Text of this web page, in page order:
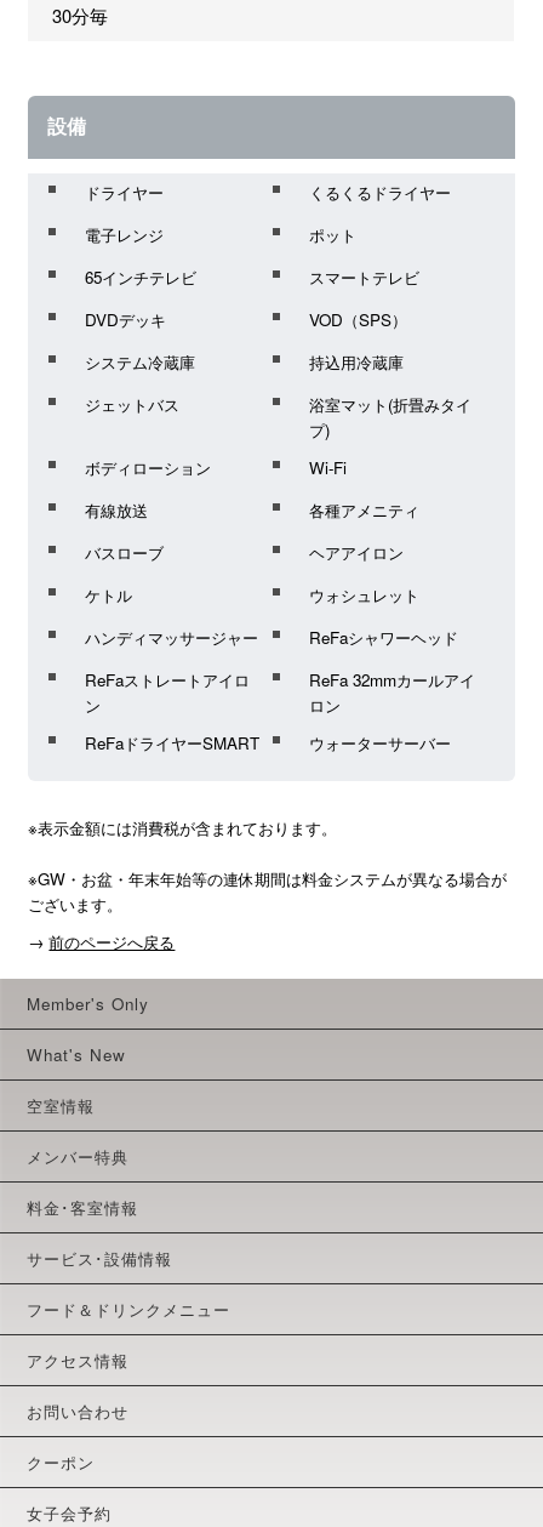
30分毎
設備
ドライヤー
くるくるドライヤー
電子レンジ
ポット
65インチテレビ
スマートテレビ
DVDデッキ
VOD（SPS）
システム冷蔵庫
持込用冷蔵庫
ジェットバス
浴室マット(折畳みタイ
プ)
ボディローション
Wi-Fi
有線放送
各種アメニティ
バスローブ
ヘアアイロン
ケトル
ウォシュレット
ハンディマッサージャー
ReFaシャワーヘッド
ReFaストレートアイロ
ン
ReFa 32mmカールアイ
ロン
ReFaドライヤーSMART
ウォーターサーバー
※表示金額には消費税が含まれております。
※GW・お盆・年末年始等の連休期間は料金システムが異なる場合が
ございます。
→ 前のページへ戻る
Member's Only
What's New
空室情報
メンバー特典
料金･客室情報
サービス･設備情報
フード＆ドリンクメニュー
アクセス情報
お問い合わせ
クーポン
女子会予約